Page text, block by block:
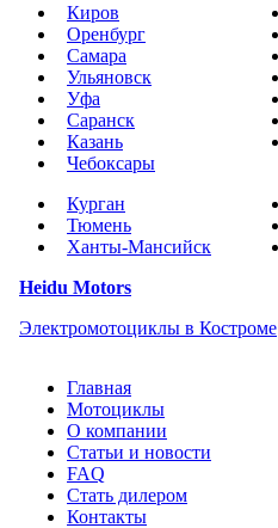
Киров
Оренбург
Самара
Ульяновск
Уфа
Саранск
Казань
Чебоксары
Курган
Тюмень
Ханты-Мансийск
Heidu Motors
Электромотоциклы в Костроме
Главная
Мотоциклы
О компании
Статьи и новости
FAQ
Стать дилером
Контакты